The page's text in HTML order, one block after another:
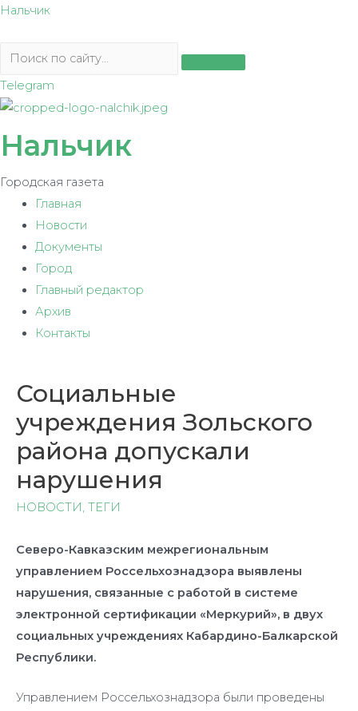
Перейти
содержимому
Нальчик
Telegram
Нальчик
Городская газета
Главная
Новости
Документы
Город
Главный редактор
Архив
Контакты
Социальные
учреждения Зольского
района допускали
нарушения
НОВОСТИ, ТЕГИ
Северо-Кавказским межрегиональным
управлением Россельхознадзора выявлены
нарушения, связанные с работой в системе
электронной сертификации «Меркурий», в двух
социальных учреждениях Кабардино-Балкарской
Республики.
Управлением Россельхознадзора были проведены